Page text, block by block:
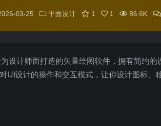
03-25 平面设计 1 1 86.6K
设计师而打造的矢量绘图软件，拥有简约的
设计的操作和交互模式，让你设计图标、